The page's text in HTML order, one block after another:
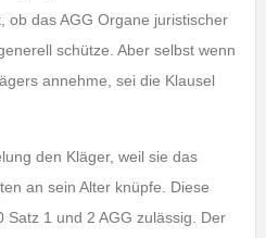
ob das AGG Organe juristischer
schütze. Aber selbst wenn
annehme, sei die Klausel
den Kläger, weil sie das
an sein Alter knüpfe. Diese
Satz 1 und 2 AGG zulässig. Der